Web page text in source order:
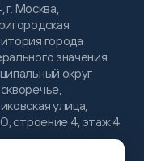
г. Москва,
города
значения
округ
улица,
строение 4, этаж 4